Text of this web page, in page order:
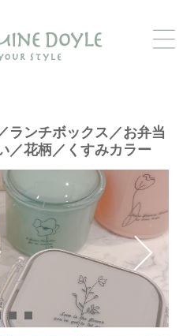
ランチボックス／お弁当
／花柄／くすみカラー